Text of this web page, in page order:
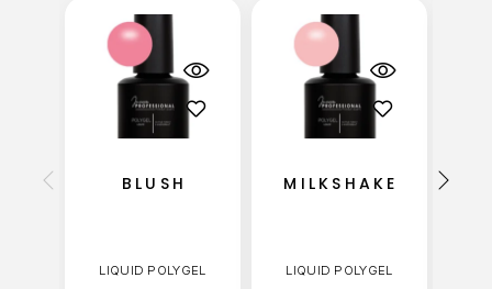
BLUSH
LIQUID POLYGEL
MILKSHAKE
LIQUID POLYGEL